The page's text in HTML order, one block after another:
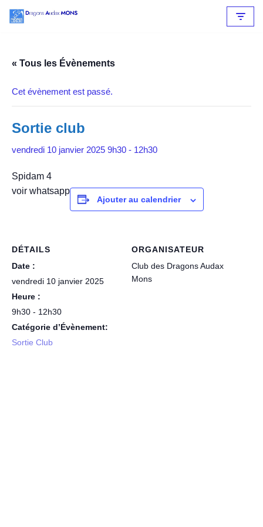
contenu
« Tous les Évènements
Cet évènement est passé.
Sortie club
vendredi 10 janvier 2025 9h30 - 12h30
Spidam 4
voir whatsapp
Ajouter au calendrier
DÉTAILS
Date :
vendredi 10 janvier 2025
Heure :
9h30 - 12h30
Catégorie d’Évènement:
Sortie Club
ORGANISATEUR
Club des Dragons Audax
Mons